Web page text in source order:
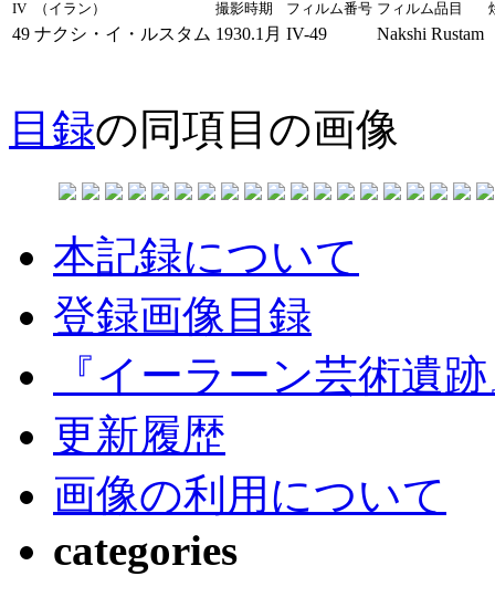
IV （イラン） 撮影時期 フィルム番号 フィルム品目
49 ナクシ・イ・ルスタム 1930.1月 IV-49 Nakshi Rustam
目録の同項目の画像
本記録について
登録画像目録
『イーラーン芸術遺
更新履歴
画像の利用について
categories